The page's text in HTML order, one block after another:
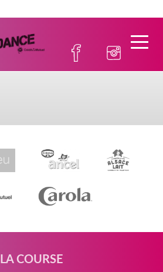
LA COURSE